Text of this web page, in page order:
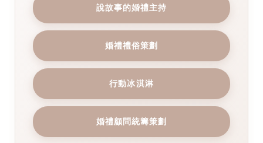
說故事的婚禮主持
婚禮禮俗策劃
行動冰淇淋
婚禮顧問統籌策劃